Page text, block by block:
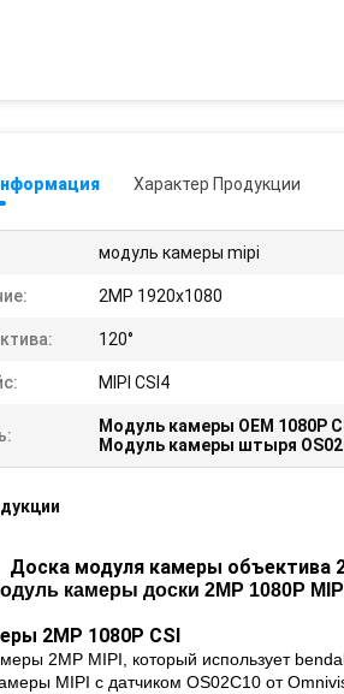
Характер Продукции
модуль камеры mipi
2MP 1920x1080
120°
MIPI CSI4
Модуль камеры OEM 1080P
Модуль камеры штыря
Доска модуля камеры объектива
камеры доски 2MP 1080P
2MP 1080P CSI
2MP MIPI, который использует
MIPI с датчиком OS02C10 от